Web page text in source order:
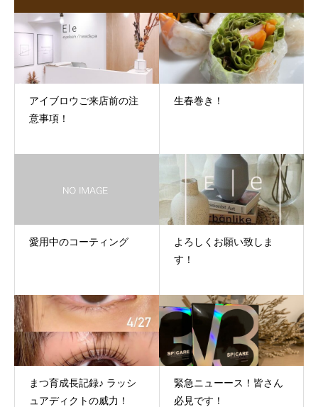
アイブロウご来店前の注
意事項！
生春巻き！
愛用中のコーティング
よろしくお願い致しま
す！
まつ育成長記録♪ ラッシ
ュアディクトの威力！
緊急ニューース！皆さん
必見です！